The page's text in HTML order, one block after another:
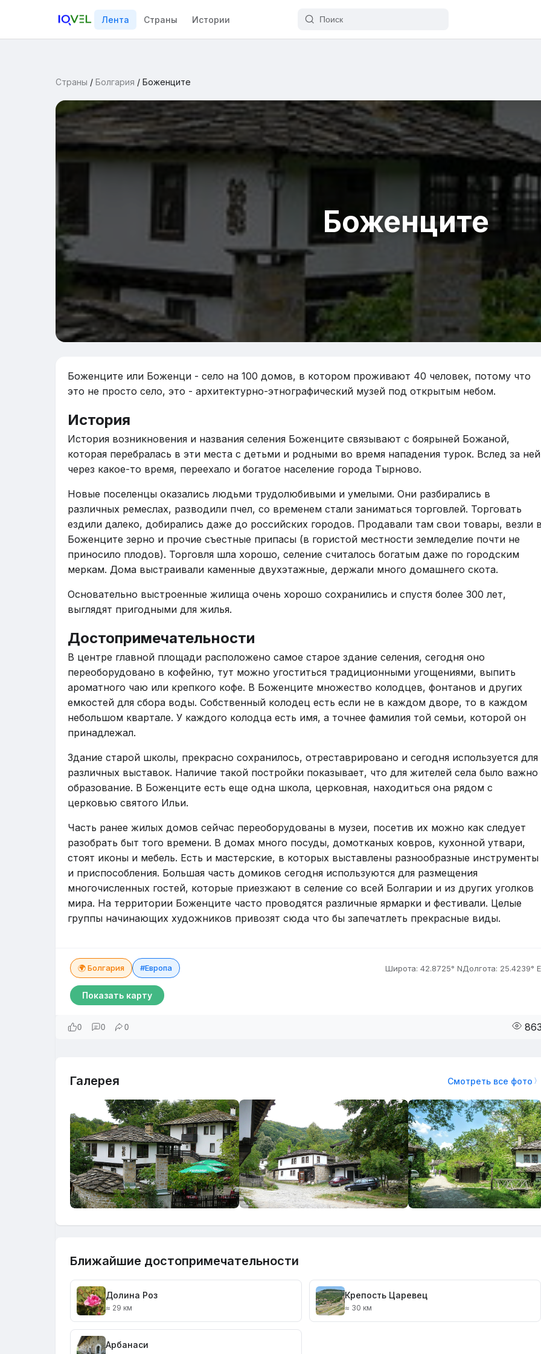
Лента Страны Истории
Страны / Болгария / Боженците
Боженците
Боженците или Боженци - село на 100 домов, в котором проживают 40 человек, потому что
это не просто село, это - архитектурно-этнографический музей под открытым небом.
История
История возникновения и названия селения Боженците связывают с боярыней Божаной,
которая перебралась в эти места с детьми и родными во время нападения турок. Вслед за
через какое-то время, переехало и богатое население города Тырново.
Новые поселенцы оказались людьми трудолюбивыми и умелыми. Они разбирались в
различных ремеслах, разводили пчел, со временем стали заниматься торговлей. Торговать
ездили далеко, добирались даже до российских городов. Продавали там свои товары, везли
Боженците зерно и прочие съестные припасы (в гористой местности земледелие почти не
приносило плодов). Торговля шла хорошо, селение считалось богатым даже по городским
меркам. Дома выстраивали каменные двухэтажные, держали много домашнего скота.
Основательно выстроенные жилища очень хорошо сохранились и спустя более 300 лет,
выглядят пригодными для жилья.
Достопримечательности
В центре главной площади расположено самое старое здание селения, сегодня оно
переоборудовано в кофейню, тут можно угоститься традиционными угощениями, выпить
ароматного чаю или крепкого кофе. В Боженците множество колодцев, фонтанов и других
емкостей для сбора воды. Собственный колодец есть если не в каждом дворе, то в каждом
небольшом квартале. У каждого колодца есть имя, а точнее фамилия той семьи, которой он
принадлежал.
Здание старой школы, прекрасно сохранилось, отреставрировано и сегодня используется для
различных выставок. Наличие такой постройки показывает, что для жителей села было важно
образование. В Боженците есть еще одна школа, церковная, находиться она рядом с
церковью святого Ильи.
Часть ранее жилых домов сейчас переоборудованы в музеи, посетив их можно как следует
разобрать быт того времени. В домах много посуды, домотканых ковров, кухонной утвари,
стоят иконы и мебель. Есть и мастерские, в которых выставлены разнообразные инструменты
и приспособления. Большая часть домиков сегодня используются для размещения
многочисленных гостей, которые приезжают в селение со всей Болгарии и из других уголков
мира. На территории Боженците часто проводятся различные ярмарки и фестивали. Целые
группы начинающих художников привозят сюда что бы запечатлеть прекрасные виды.
🌍 Болгария #Европа Широта: 42.8725° NДолгота: 25.4239° E
Показать карту
0 0 0
Галерея Смотреть все фото
Ближайшие достопримечательности
Долина Роз
≈ 29 км
Крепость Царевец
≈ 30 км
Арбанаси